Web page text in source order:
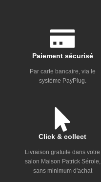
Paiement sécurisé
Par carte bancaire, via le
système PayPlug.
Click & collect
Livraison gratuite dans votre
salon Maison Patrick Sérole,
sans minimum d'achat